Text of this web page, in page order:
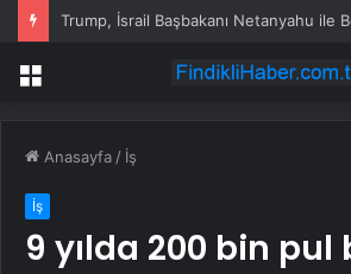
Menü
Anasayfa / İş
İş
9 yılda 200 bin